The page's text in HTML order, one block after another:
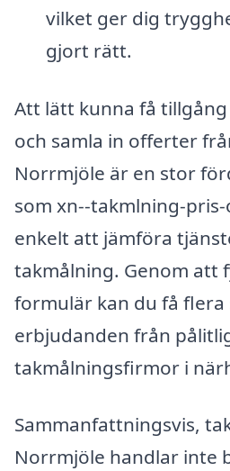
vilket ger dig
gjort rätt.
Att lätt kunna få
och samla in offerter
Norrmjöle är en stor
som xn--takmlning-
enkelt att jämföra
takmålning. Genom att
formulär kan du få flera
erbjudanden från
takmålningsfirmor i
Sammanfattningsvis,
Norrmjöle handlar inte